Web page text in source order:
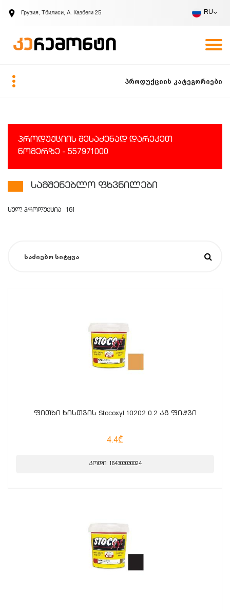
Грузия, Тбилиси, А. Казбеги 25 RU
Запрос вызова RU
პროდუქციის კატეგორიები
პროდუქციის შესაძენად დარეკეთ
ნომერზე - 557971000
სამშენებლო ფხვნილები
სულ პროდუქცია 161
ფითხი ხისთვის Stocoxyl 10202 0.2 კგ ფიჭვი
4.4₾
კოდი: 164303030024